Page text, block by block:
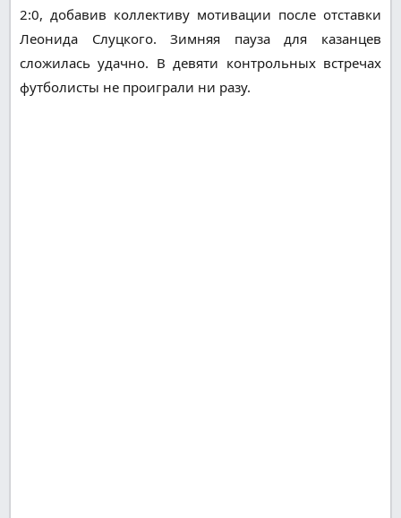
2:0, добавив коллективу мотивации после отставки
Леонида Слуцкого. Зимняя пауза для казанцев
сложилась удачно. В девяти контрольных встречах
футболисты не проиграли ни разу.